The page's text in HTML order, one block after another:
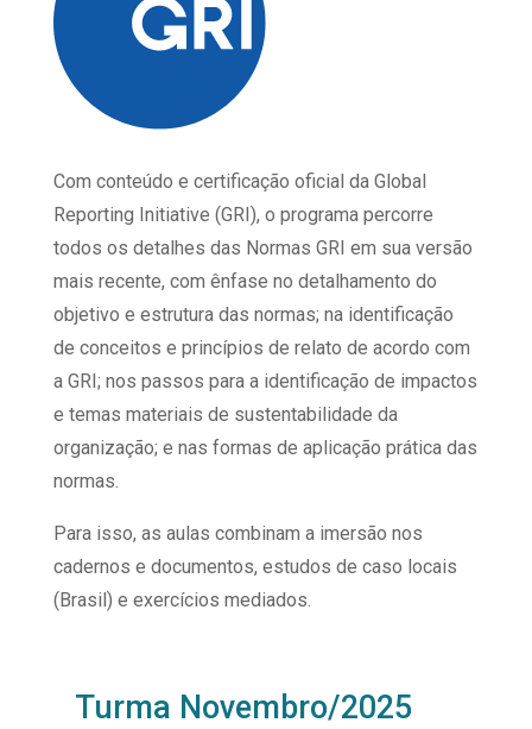
Com conteúdo e certificação oficial da Global
Reporting Initiative (GRI), o programa percorre
todos os detalhes das Normas GRI em sua versão
mais recente, com ênfase no detalhamento do
objetivo e estrutura das normas; na identificação
de conceitos e princípios de relato de acordo com
a GRI; nos passos para a identificação de impactos
e temas materiais de sustentabilidade da
organização; e nas formas de aplicação prática das
normas.
Para isso, as aulas combinam a imersão nos
cadernos e documentos, estudos de caso locais
(Brasil) e exercícios mediados.
Turma Novembro/2025